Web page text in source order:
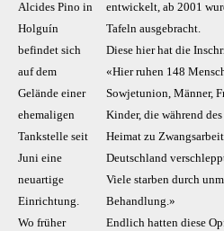
Alcides Pino in
Holguín
befindet sich
auf dem
Gelände einer
ehemaligen
Tankstelle seit
Juni eine
neuartige
Einrichtung.
Wo früher
entwickelt, ab 2001
Tafeln ausgebracht.
Diese hier hat die
«Hier ruhen 148
Sowjetunion, Männer,
Kinder, die während
Heimat zu
Deutschland
Viele starben durch
Behandlung.»
Endlich hatten diese